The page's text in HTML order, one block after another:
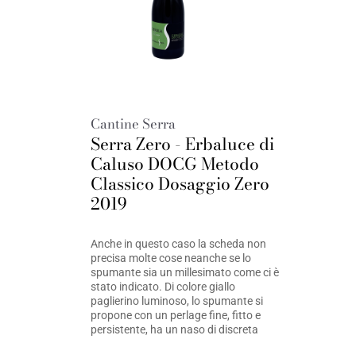
Cantine Serra
Serra Zero - Erbaluce di
Caluso DOCG Metodo
Classico Dosaggio Zero
2019
Anche in questo caso la scheda non
precisa molte cose neanche se lo
spumante sia un millesimato come ci è
stato indicato. Di colore giallo
paglierino luminoso, lo spumante si
propone con un perlage fine, fitto e
persistente, ha un naso di discreta